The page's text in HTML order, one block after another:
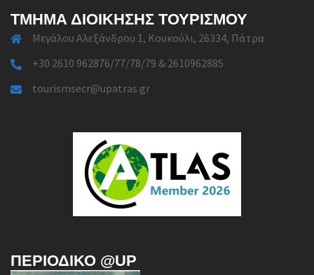
ΤΜΉΜΑ ΔΙΟΊΚΗΣΗΣ ΤΟΥΡΙΣΜΟΎ
Μεγάλου Αλεξάνδρου 1, Κουκούλι, 26334, Πάτρα
+30 2610 962876/77/78/79 & 2610962885
tourismsecr@upatras.gr
ΠΕΡΙΟΔΙΚΌ @UP